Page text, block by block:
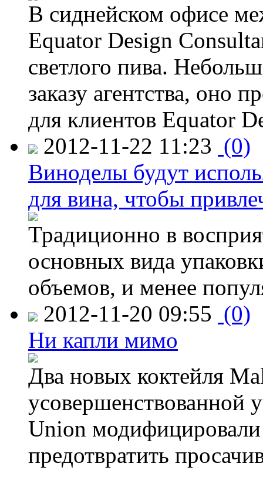
В сиднейском офисе
Equator Design
светлого пива.
заказу агентства, оно
для клиентов Equator
2012-11-22 11:23 (0)
Виноделы будут
для вина, чтобы
Традиционно в
основных вида
объемов, и менее
2012-11-20 09:55 (0)
Ни капли мимо
Два новых коктейля
усовершенствованной
Union модифицировали
предотвратить